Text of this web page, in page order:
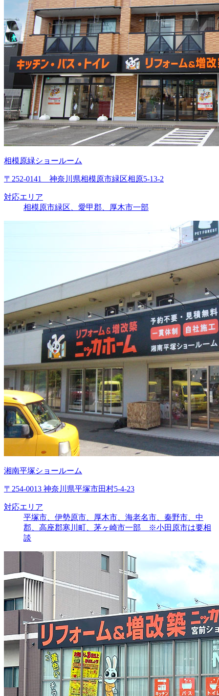
相模原緑ショールーム
〒252-0141 神奈川県相模原市緑区相原5-13-2
対応エリア
相模原市緑区、愛甲郡、厚木市一部
湘南平塚ショールーム
〒254-0013 神奈川県平塚市田村5-4-23
対応エリア
平塚市、伊勢原市、厚木市、海老名市、秦野市、中
郡、高座郡寒川町、茅ヶ崎市一部 ※小田原市は要相
談